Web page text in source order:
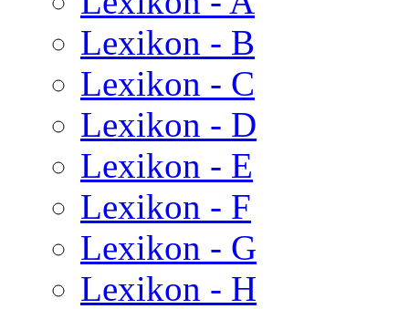
Lexikon - B
Lexikon - C
Lexikon - D
Lexikon - E
Lexikon - F
Lexikon - G
Lexikon - H